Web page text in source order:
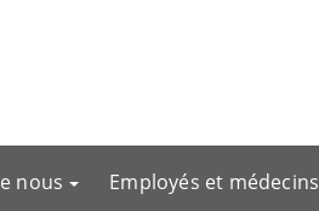
nous Employés et médecins